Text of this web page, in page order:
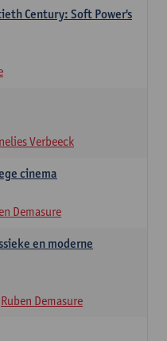
Century: Soft Power's
Verbeeck
cinema
Demasure
en moderne
Ruben Demasure